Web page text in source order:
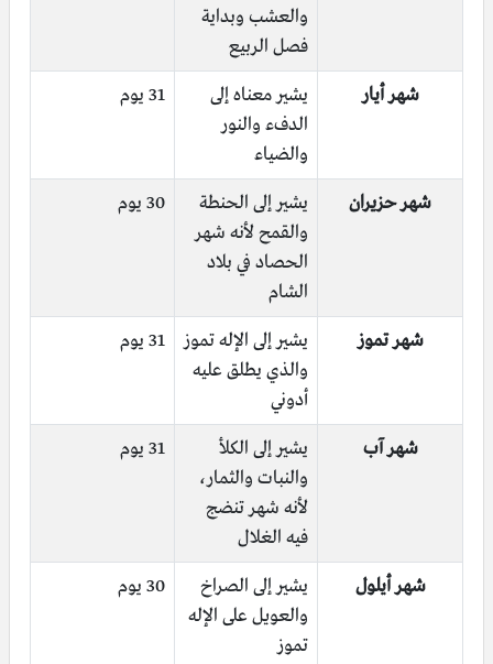
والعشب وبداية
فصل الربيع
شهر أيار
يشير معناه إلى
الدفء والنور
والضياء
31 يوم
شهر حزيران
يشير إلى الحنطة
والقمح لأنه شهر
الحصاد في بلاد
الشام
30 يوم
شهر تموز
يشير إلى الإله تموز
والذي يطلق عليه
أدوني
31 يوم
شهر آب
يشير إلى الكلأ
والنبات والثمار،
لأنه شهر تنضج
فيه الغلال
31 يوم
شهر أيلول
يشير إلى الصراخ
والعويل على الإله
تموز
30 يوم